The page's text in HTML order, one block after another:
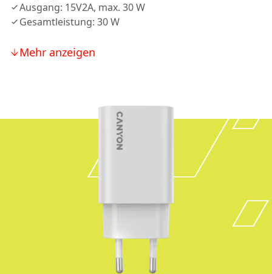
Ausgang: 15V2A, max. 30 W
Gesamtleistung: 30 W
Mehr anzeigen